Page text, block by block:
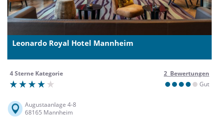
Leonardo Royal Hotel Mannheim
4 Sterne Kategorie
2 Bewertungen
Gut
Augustaanlage 4-8
68165 Mannheim